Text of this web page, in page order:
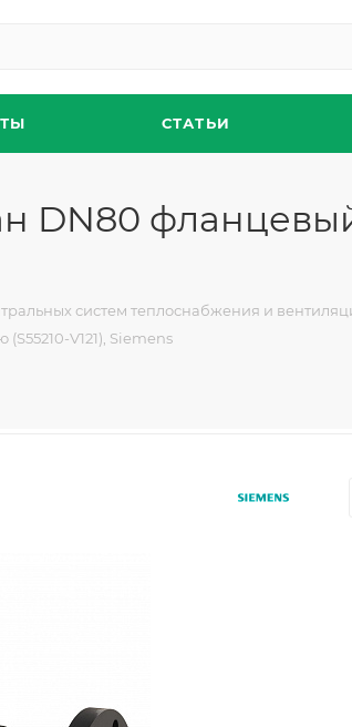
СТАТЬИ
DN80
систем теплоснабжения и
V121), Siemens